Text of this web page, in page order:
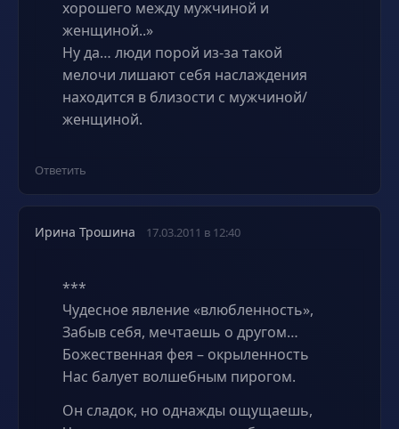
хорошего между мужчиной и
женщиной..»
Ну да… люди порой из-за такой
мелочи лишают себя наслаждения
находится в близости с мужчиной/
женщиной.
Ответить
Ирина Трошина 17.03.2011 в 12:40
***
Чудесное явление «влюбленность»,
Забыв себя, мечтаешь о другом…
Божественная фея – окрыленность
Нас балует волшебным пирогом.
Он сладок, но однажды ощущаешь,